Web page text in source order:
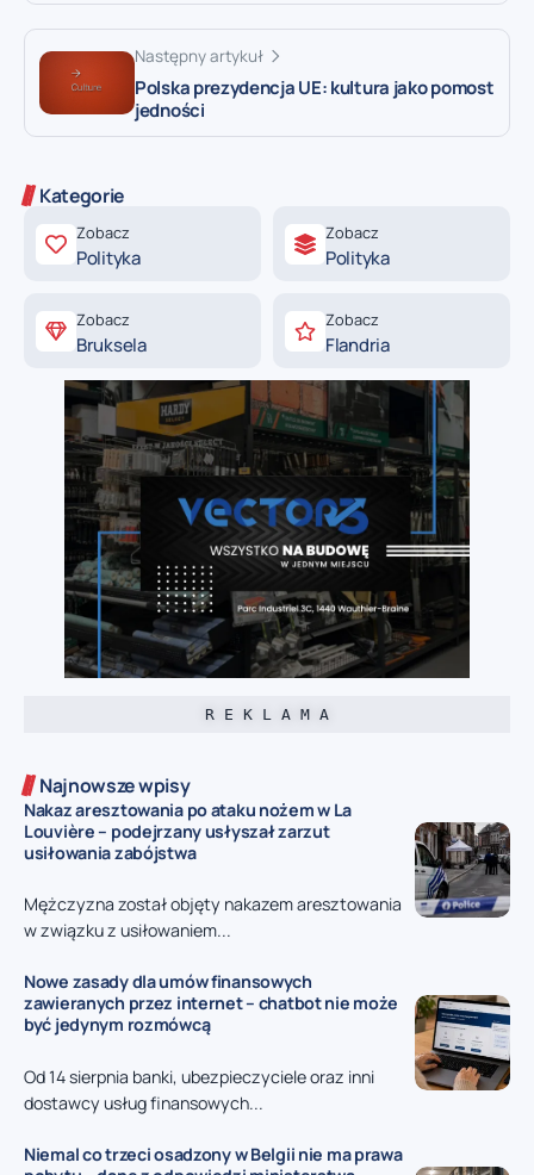
Następny artykuł
Polska prezydencja UE: kultura jako pomost
jedności
Kategorie
Zobacz
Polityka
Zobacz
Polityka
Zobacz
Bruksela
Zobacz
Flandria
R E K L A M A
Najnowsze wpisy
Nakaz aresztowania po ataku nożem w La
Louvière – podejrzany usłyszał zarzut
usiłowania zabójstwa
Mężczyzna został objęty nakazem aresztowania
w związku z usiłowaniem...
Nowe zasady dla umów finansowych
zawieranych przez internet – chatbot nie może
być jedynym rozmówcą
Od 14 sierpnia banki, ubezpieczyciele oraz inni
dostawcy usług finansowych...
Niemal co trzeci osadzony w Belgii nie ma prawa